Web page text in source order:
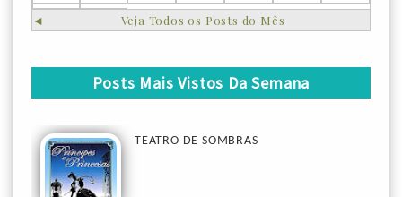
◄ Veja Todos os Posts do Mês
Posts Mais Vistos Da Semana
TEATRO DE SOMBRAS